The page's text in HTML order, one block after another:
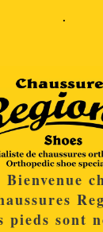
.
Bienvenue
pieds sont